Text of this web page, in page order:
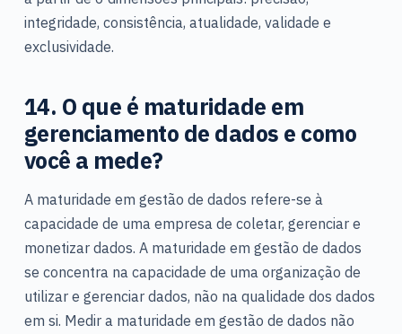
integridade, consistência, atualidade, validade e
exclusividade.
14. O que é maturidade em
gerenciamento de dados e como
você a mede?
A maturidade em gestão de dados refere-se à
capacidade de uma empresa de coletar, gerenciar e
monetizar dados. A maturidade em gestão de dados
se concentra na capacidade de uma organização de
utilizar e gerenciar dados, não na qualidade dos dados
em si. Medir a maturidade em gestão de dados não